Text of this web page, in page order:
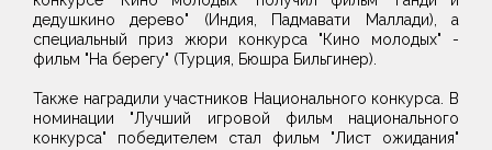
дедушкино дерево" (Индия, Падмавати Маллади), а
специальный приз жюри конкурса "Кино молодых" -
фильм "На берегу" (Турция, Бюшра Бильгинер).
Также наградили участников Национального конкурса. В
номинации "Лучший игровой фильм национального
конкурса" победителем стал фильм "Лист ожидания"